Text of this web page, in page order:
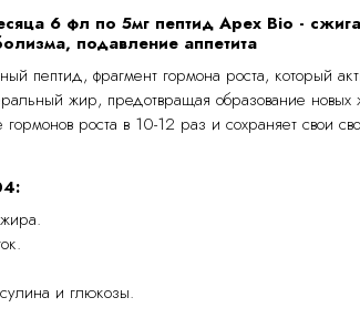
6 фл по 5мг пептид Apex Bio -
подавление аппетита
пептид, фрагмент гормона роста, который
жир, предотвращая образование новых
роста в 10-12 раз и сохраняет свои
и глюкозы.